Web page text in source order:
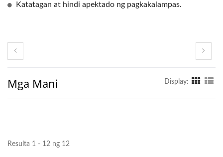
Katatagan at hindi apektado ng pagkakalampas.
Mga Mani Display:
Resulta 1 - 12 ng 12